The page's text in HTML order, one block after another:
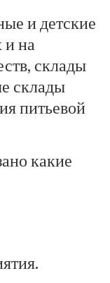
и детские
и на
склады
склады
питьевой
какие